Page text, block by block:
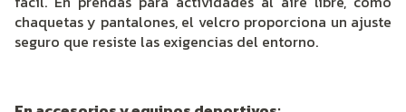
chaquetas y pantalones, el velcro proporciona un ajuste
seguro que resiste las exigencias del entorno.